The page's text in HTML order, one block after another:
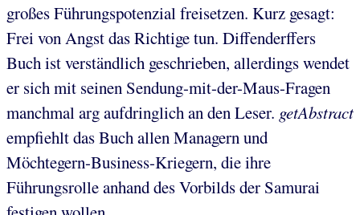
großes Führungspotenzial freisetzen. Kurz gesagt:
Frei von Angst das Richtige tun. Diffenderffers
Buch ist verständlich geschrieben, allerdings wendet
er sich mit seinen Sendung-mit-der-Maus-Fragen
manchmal arg aufdringlich an den Leser. getAbstract
empfiehlt das Buch allen Managern und
Möchtegern-Business-Kriegern, die ihre
Führungsrolle anhand des Vorbilds der Samurai